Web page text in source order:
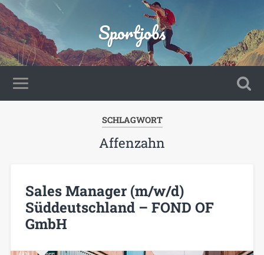
Sportjobs
SCHLAGWORT
Affenzahn
Sales Manager (m/w/d)
Süddeutschland – FOND OF
GmbH